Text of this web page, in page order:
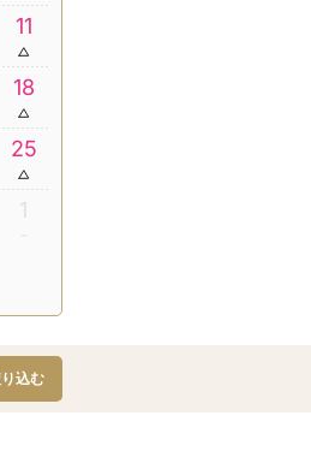
11
18
25
1
込む